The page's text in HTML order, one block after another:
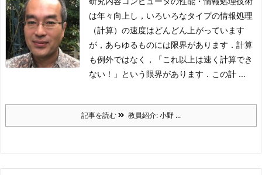
は年々向上し，いろいろなタイプの情報処理
（計算）の速度はどんどん上がっています
が，あらゆるものには限界があります．計算
も例外ではなく，「これ以上は速く計算でき
ない！」という限界があります．この計 ...
記事を読む 教員紹介: 小野 ...